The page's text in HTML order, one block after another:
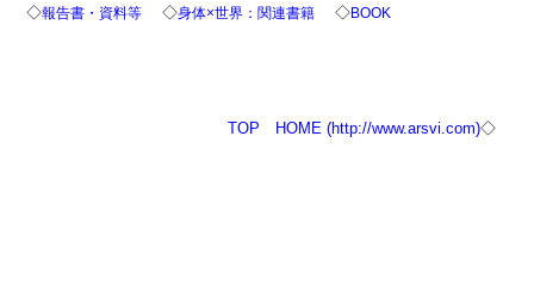
◇報告書・資料等 ◇身体×世界：関連書籍 ◇BOOK
TOP HOME (http://www.arsvi.com)◇